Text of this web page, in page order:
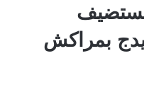
بمراكش